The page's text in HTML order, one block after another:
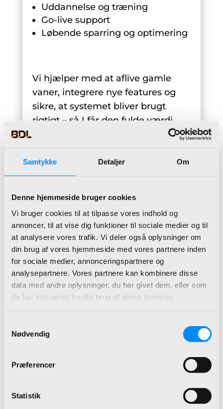
Samtykke Detaljer Om
Denne hjemmeside bruger cookies
Vi bruger cookies til at tilpasse vores indhold og
annoncer, til at vise dig funktioner til sociale medier og til
at analysere vores trafik. Vi deler også oplysninger om
din brug af vores hjemmeside med vores partnere inden
for sociale medier, annonceringspartnere og
analysepartnere. Vores partnere kan kombinere disse
data med andre oplysninger, du har givet dem, eller som
de har indsamlet fra din brug af deres tjenester.
Nødvendig
Præferencer
Statistik
Uddannelse og træning
Go-live support
Løbende sparring og optimering
Vi hjælper med at aflive gamle
vaner, integrere nye features og
sikre, at systemet bliver brugt
rigtigt – så I får den fulde værdi.
ERP-optimering og
videreudvikling
Har I allerede en ERP-løsning, som
ikke helt spiller?
Vi hjælper med:
Performanceoptimering
Oprydning i arbejdsgange
Automatisering
datavisualisering
Vi holder jer ajour med nye